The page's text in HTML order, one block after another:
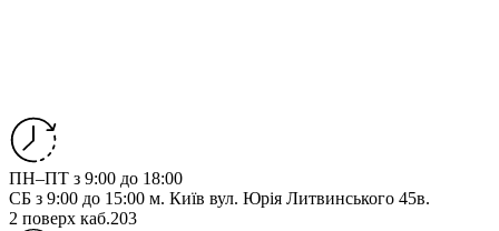
ПН–ПТ з 9:00 до 18:00
СБ з 9:00 до 15:00 м. Київ вул. Юрія Литвинського 45в.
2 поверх каб.203